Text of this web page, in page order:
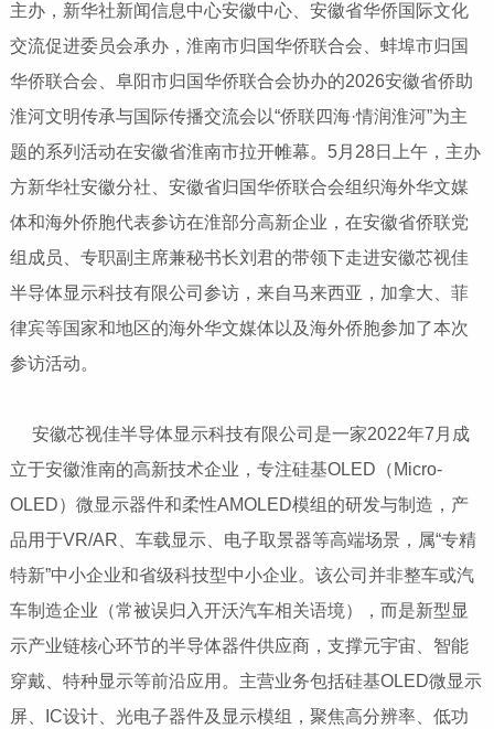
主办，新华社新闻信息中心安徽中心、安徽省华侨国际文化
交流促进委员会承办，淮南市归国华侨联合会、蚌埠市归国
华侨联合会、阜阳市归国华侨联合会协办的2026安徽省侨助
淮河文明传承与国际传播交流会以“侨联四海·情润淮河”为主
题的系列活动在安徽省淮南市拉开帷幕。5月28日上午，主办
方新华社安徽分社、安徽省归国华侨联合会组织海外华文媒
体和海外侨胞代表参访在淮部分高新企业，在安徽省侨联党
组成员、专职副主席兼秘书长刘君的带领下走进安徽芯视佳
半导体显示科技有限公司参访，来自马来西亚，加拿大、菲
律宾等国家和地区的海外华文媒体以及海外侨胞参加了本次
参访活动。
安徽芯视佳半导体显示科技有限公司是一家2022年7月成
立于安徽淮南的高新技术企业，专注硅基OLED（Micro-
OLED）微显示器件和柔性AMOLED模组的研发与制造，产
品用于VR/AR、车载显示、电子取景器等高端场景，属“专精
特新”中小企业和省级科技型中小企业。该公司并非整车或汽
车制造企业（常被误归入开沃汽车相关语境），而是‌新型显
示产业链核心环节的半导体器件供应商‌，支撑元宇宙、智能
穿戴、特种显示等前沿应用。‌‌主营业务包括‌硅基OLED微显示
屏、IC设计、光电子器件及显示模组‌，聚焦高分辨率、低功